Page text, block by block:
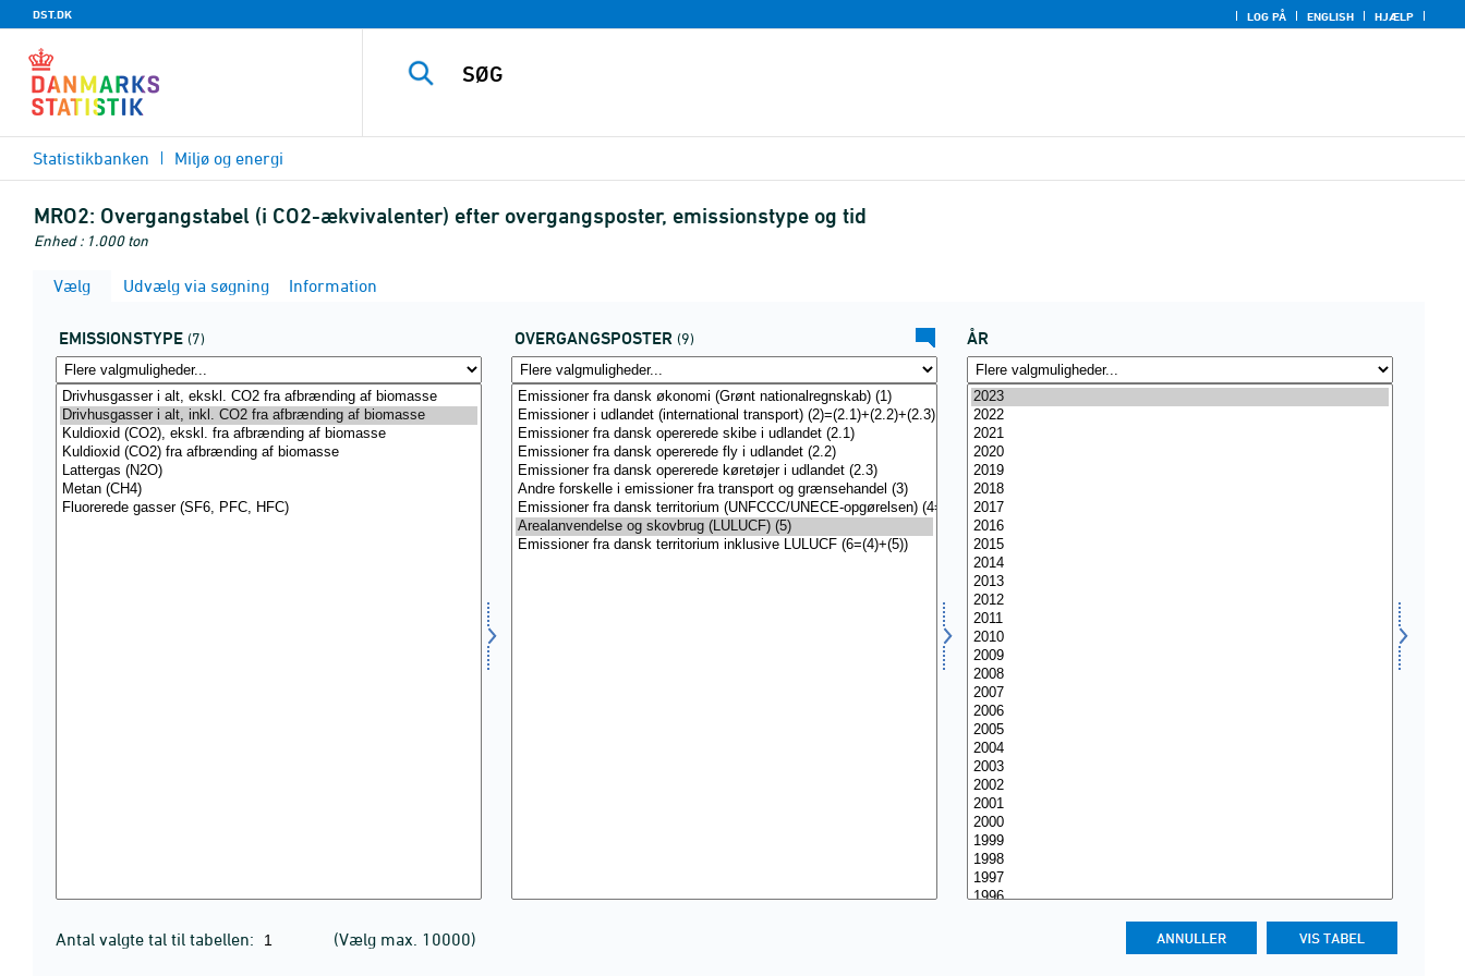
DST.DK LOG PÅ ENGLISH HJÆLP
Statistikbanken Miljø og energi
MRO2: Overgangstabel (i CO2-ækvivalenter) efter overgangsposter, emissionstype og tid
Enhed : 1.000 ton
Vælg Udvælg via søgning Information
EMISSIONSTYPE (7) OVERGANGSPOSTER (9) ÅR
Antal valgte tal til tabellen: (Vælg max. 10000)